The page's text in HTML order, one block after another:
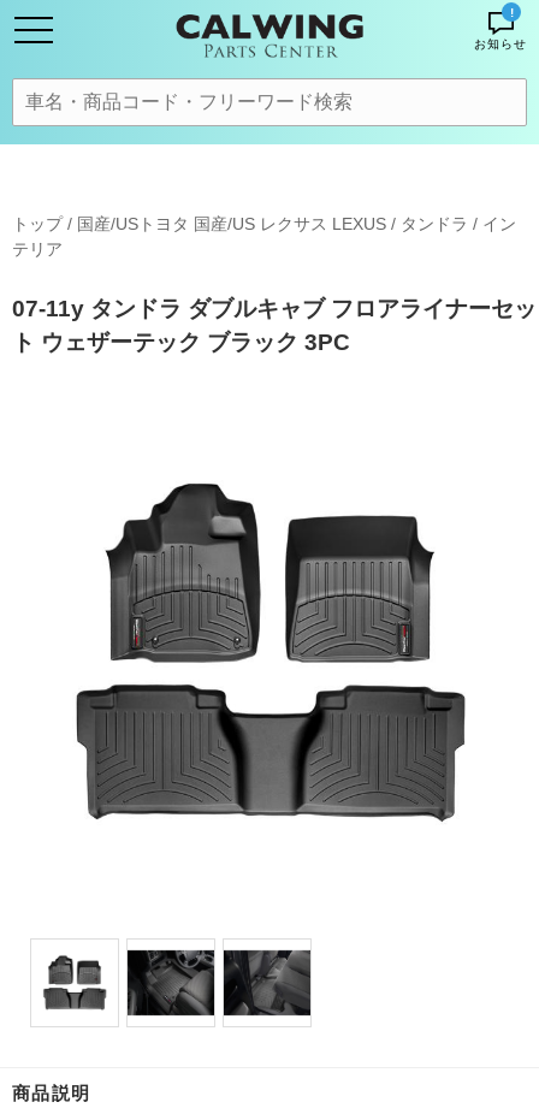
!
お知らせ
トップ/ 国産/USトヨタ 国産/US レクサス LEXUS / タンドラ / イン
テリア
07-11y タンドラ ダブルキャブ フロアライナーセッ
ト ウェザーテック ブラック 3PC
商品説明